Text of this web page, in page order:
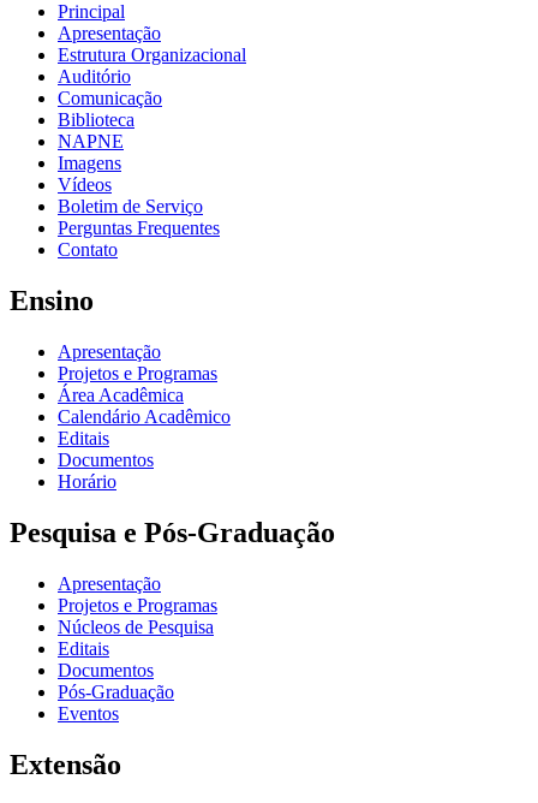
Principal
Apresentação
Estrutura Organizacional
Auditório
Comunicação
Biblioteca
NAPNE
Imagens
Vídeos
Boletim de Serviço
Perguntas Frequentes
Contato
Ensino
Apresentação
Projetos e Programas
Área Acadêmica
Calendário Acadêmico
Editais
Documentos
Horário
Pesquisa e Pós-Graduação
Apresentação
Projetos e Programas
Núcleos de Pesquisa
Editais
Documentos
Pós-Graduação
Eventos
Extensão